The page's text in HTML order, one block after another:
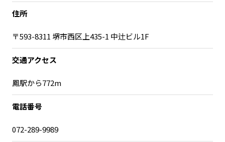
プレスリリース
イベント
「人」から探す
住所
〒593-8311 堺市西区上435-1 中辻ビル1F
交通アクセス
鳳駅から772m
電話番号
072-289-9989